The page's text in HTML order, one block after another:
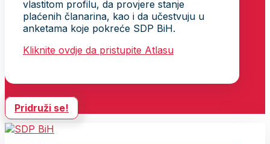
vlastitom profilu, da provjere stanje
plaćenih članarina, kao i da učestvuju u
anketama koje pokreće SDP BiH.
Kliknite ovdje da pristupite Atlasu
Pridruži se!